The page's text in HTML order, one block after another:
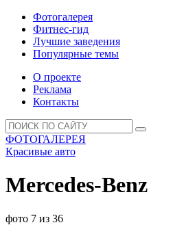
Фотогалерея
Фитнес-гид
Лучшие заведения
Популярные темы
О проекте
Реклама
Контакты
ФОТОГАЛЕРЕЯ
Красивые авто
Mercedes-Benz
фото 7 из 36